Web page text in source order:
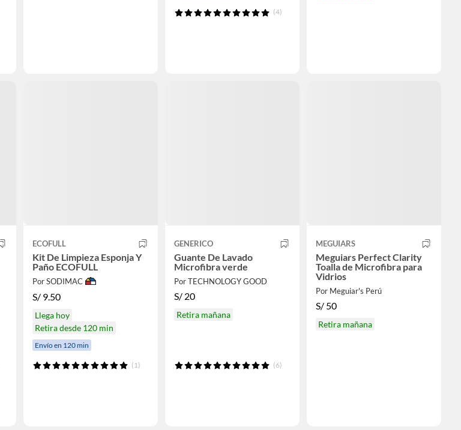
(4)
ECOFULL
Kit De Limpieza Esponja Y
Paño ECOFULL
Por SODIMAC
S/ 9.50
Llega hoy
Retira desde 120 min
Envío en 120 min
(1)
GENERICO
Guante De Lavado
Microfibra verde
Por TECHNOLOGY GOOD
S/ 20
Retira mañana
(6)
MEGUIARS
Meguiars Perfect Clarity
Toalla de Microfibra para
Vidrios
Por Meguiar's Perú
S/ 50
Retira mañana